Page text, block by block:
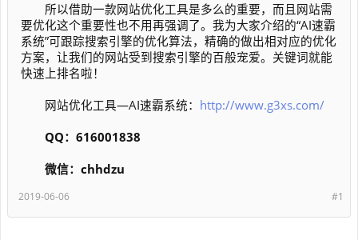
所以借助一款网站优化工具是多么的重要，而且网站需
要优化这个重要性也不用再强调了。我为大家介绍的“AI速霸
系统”可跟踪搜索引擎的优化算法，精确的做出相对应的优化
方案，让我们的网站受到搜索引擎的百般宠爱。关键词就能
快速上排名啦！
网站优化工具—AI速霸系统： http://www.g3xs.com/
QQ：616001838
微信：chhdzu
#1
2019-06-06